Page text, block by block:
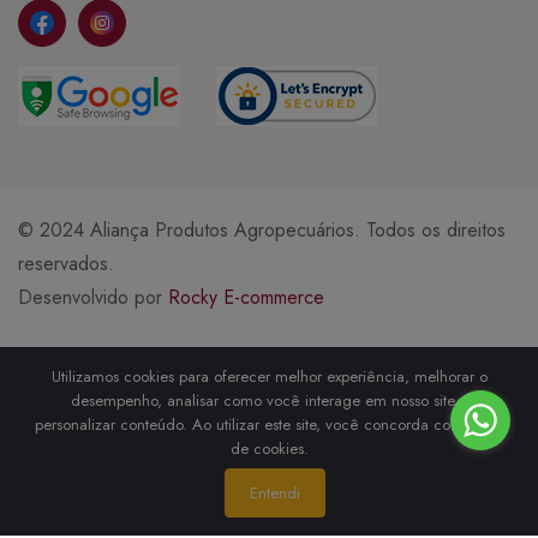
© 2024 Aliança Produtos Agropecuários. Todos os direitos
reservados.
Desenvolvido por Rocky E-commerce
Métodos de Pagamento
Utilizamos cookies para oferecer melhor experiência, melhorar o
desempenho, analisar como você interage em nosso site e
personalizar conteúdo. Ao utilizar este site, você concorda com o uso
de cookies.
Entendi